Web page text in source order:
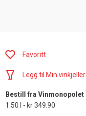
Favoritt
Legg til Min vinkjeller
Bestill fra Vinmonopolet
1.50 l - kr 349.90